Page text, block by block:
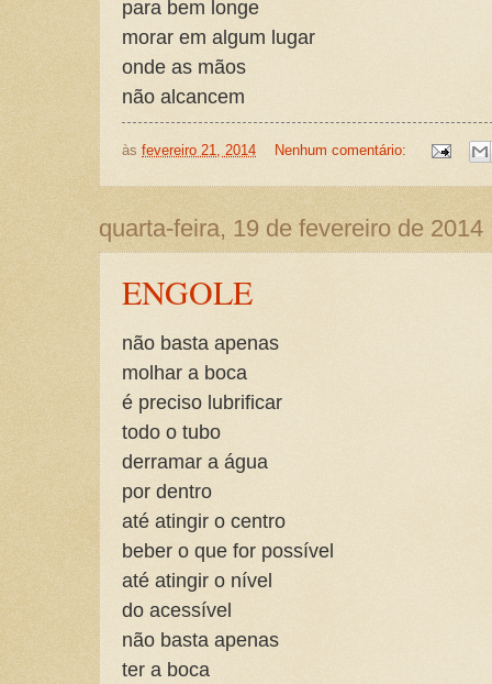
para bem longe
morar em algum lugar
onde as mãos
não alcancem
às fevereiro 21, 2014 Nenhum comentário:
quarta-feira, 19 de fevereiro de 2014
ENGOLE
não basta apenas
molhar a boca
é preciso lubrificar
todo o tubo
derramar a água
por dentro
até atingir o centro
beber o que for possível
até atingir o nível
do acessível
não basta apenas
ter a boca